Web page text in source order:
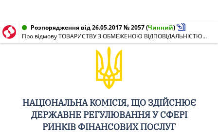
Розпорядження від 26.05.2017 № 2057(Чинний)
Про відмову ТОВАРИСТВУ З ОБМЕЖЕНОЮ ВІДПОВІДАЛЬНІСТЮ "ЛЕВ КАПІТАЛ" у видачі ліцензій на провадження господарської діяльності з надання фінансових послуг (крім професійної діяльності на ринку цінних паперів)
НАЦІОНАЛЬНА КОМІСІЯ, ЩО ЗДІЙСНЮЄ
ДЕРЖАВНЕ РЕГУЛЮВАННЯ У СФЕРІ
РИНКІВ ФІНАНСОВИХ ПОСЛУГ